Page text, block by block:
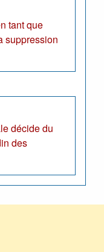
tant que
suppression
décide du
des